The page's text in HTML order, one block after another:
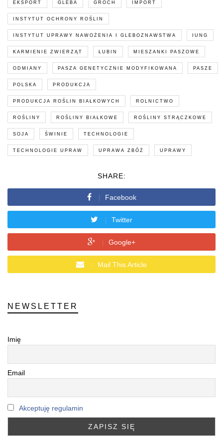
EKSPORT GLEBA GROCH IMPORT
INSTYTUT OCHRONY ROŚLIN
INSTYTUT UPRAWY NAWOŻENIA I GLEBOZNAWSTWA IUNG
KARMIENIE ZWIERZĄT ŁUBIN MIESZANKI PASZOWE
ODMIANY PASZA GENETYCZNIE MODYFIKOWANA PASZE
POLSKA PRODUKCJA
PRODUKCJA ROŚLIN BIAŁKOWYCH ROLNICTWO
ROŚLINY ROŚLINY BIAŁKOWE ROŚLINY STRĄCZKOWE
SOJA ŚWINIE TECHNOLOGIE
TECHNOLOGIE UPRAW UPRAWA ZBÓŻ UPRAWY
SHARE:
Facebook
Twitter
Google+
Mail This Article
NEWSLETTER
Imię
Email
Akceptuję regulamin